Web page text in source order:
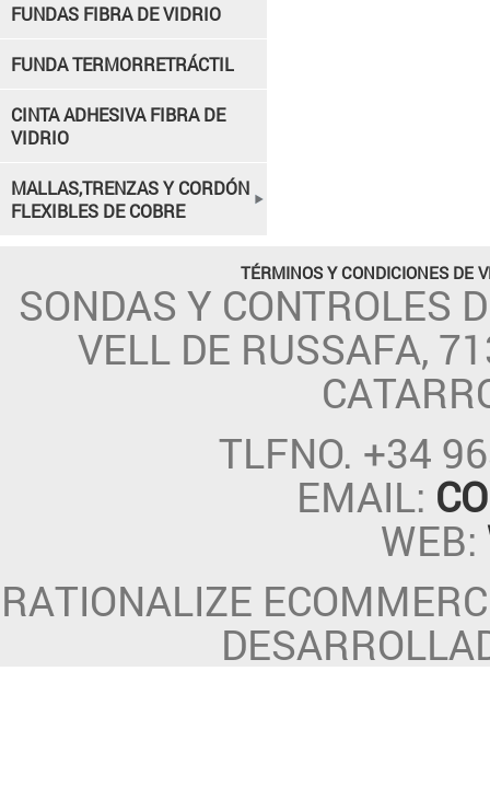
FUNDAS FIBRA DE VIDRIO
FUNDA TERMORRETRÁCTIL
CINTA ADHESIVA FIBRA DE
VIDRIO
MALLAS,TRENZAS Y CORDÓN
FLEXIBLES DE COBRE
TÉRMINOS Y CONDICIONES DE
SONDAS Y CONTROLES
VELL DE RUSSAFA,
TLFNO. +34
EMAIL:
WEB:
RATIONALIZE